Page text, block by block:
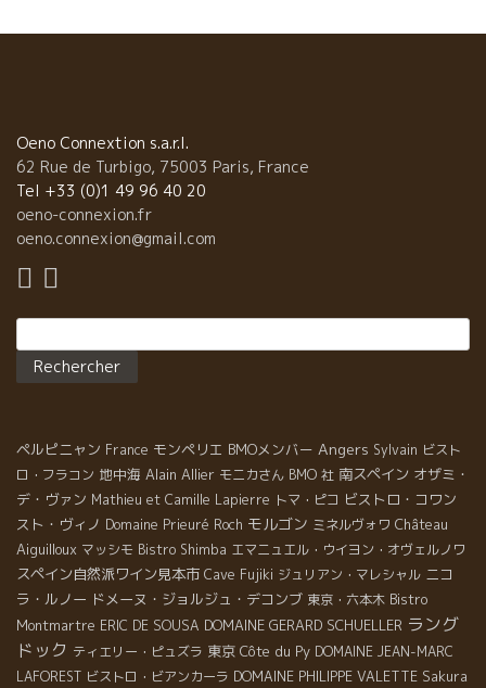
年、５０歳の前掛けをレミーにプレゼント！ 流石のパフォーマン
ス。 そして、今夜は２５０名ほどのレミーの友人、大切な人、醸
造元仲間、地元で活躍する著名人が集まる。 そこで、大阪で人気
の和食を披露しようとの、夢のような企画！！ 今夜は、浪花の食
文化のど真ん中の名シェフ達が腕をふるう。
Oeno Connextion s.a.r.l.
62 Rue de Turbigo, 75003 Paris, France
Tel +33 (0)1 49 96 40 20
oeno-connexion.fr
oeno.connexion@gmail.com
ペルピニャン France モンペリエ BMOメンバー Angers Sylvain ビスト
ロ・フラコン 地中海 Alain Allier モニカさん BMO 社 南スペイン オザミ・
デ・ヴァン Mathieu et Camille Lapierre トマ・ピコ ビストロ・コワン
スト・ヴィノ Domaine Prieuré Roch モルゴン ミネルヴォワ Château
Aiguilloux マッシモ Bistro Shimba エマニュエル・ウイヨン・オヴェルノワ
スペイン自然派ワイン見本市 Cave Fujiki ジュリアン・マレシャル ニコ
ラ・ルノー ドメーヌ・ジョルジュ・デコンブ 東京・六本木 Bistro
Montmartre ERIC DE SOUSA DOMAINE GERARD SCHUELLER ラング
ドック ティエリー・ピュズラ 東京 Côte du Py DOMAINE JEAN-MARC
LAFOREST ビストロ・ビアンカーラ DOMAINE PHILIPPE VALETTE Sakura